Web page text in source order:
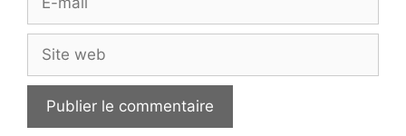
Site
web